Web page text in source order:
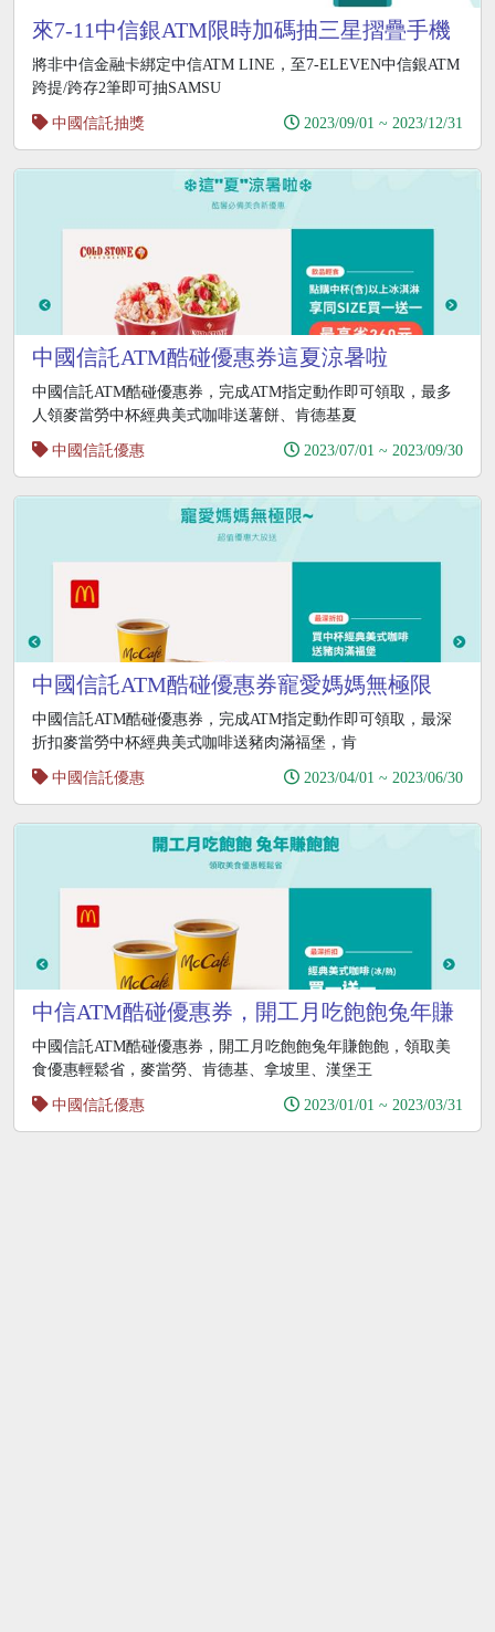
來7-11中信銀ATM限時加碼抽三星摺疊手機
將非中信金融卡綁定中信ATM LINE，至7-ELEVEN中信銀ATM
跨提/跨存2筆即可抽SAMSU
中國信託抽獎
2023/09/01 ~ 2023/12/31
中國信託ATM酷碰優惠券這夏涼暑啦
中國信託ATM酷碰優惠券，完成ATM指定動作即可領取，最多
人領麥當勞中杯經典美式咖啡送薯餅、肯德基夏
中國信託優惠
2023/07/01 ~ 2023/09/30
中國信託ATM酷碰優惠券寵愛媽媽無極限
中國信託ATM酷碰優惠券，完成ATM指定動作即可領取，最深
折扣麥當勞中杯經典美式咖啡送豬肉滿福堡，肯
中國信託優惠
2023/04/01 ~ 2023/06/30
中信ATM酷碰優惠券，開工月吃飽飽兔年賺
飽飽
中國信託ATM酷碰優惠券，開工月吃飽飽兔年賺飽飽，領取美
食優惠輕鬆省，麥當勞、肯德基、拿坡里、漢堡王
中國信託優惠
2023/01/01 ~ 2023/03/31